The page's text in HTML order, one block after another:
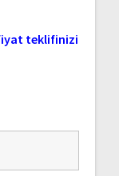
teklifinizi